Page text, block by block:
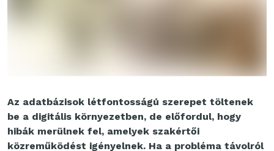
Az adatbázisok létfontosságú szerepet töltenek
be a digitális környezetben, de előfordul, hogy
hibák merülnek fel, amelyek szakértői
közreműködést igényelnek. Ha a probléma távolról